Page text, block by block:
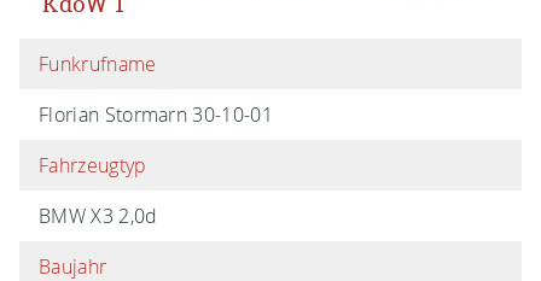
Funkrufname
Florian Stormarn 30-10-01
Fahrzeugtyp
BMW X3 2,0d
Baujahr